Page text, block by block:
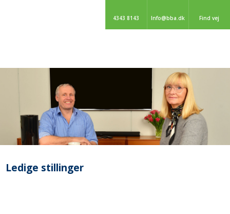
4343 8143 Info@bba.dk Find vej
Ledige stillinger​​